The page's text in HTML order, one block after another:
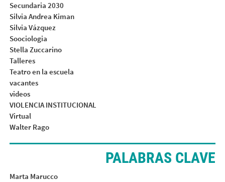
Secundaria 2030
Silvia Andrea Kiman
Silvia Vázquez
Soociologia
Stella Zuccarino
Talleres
Teatro en la escuela
vacantes
videos
VIOLENCIA INSTITUCIONAL
Virtual
Walter Rago
PALABRAS CLAVE
Marta Marucco